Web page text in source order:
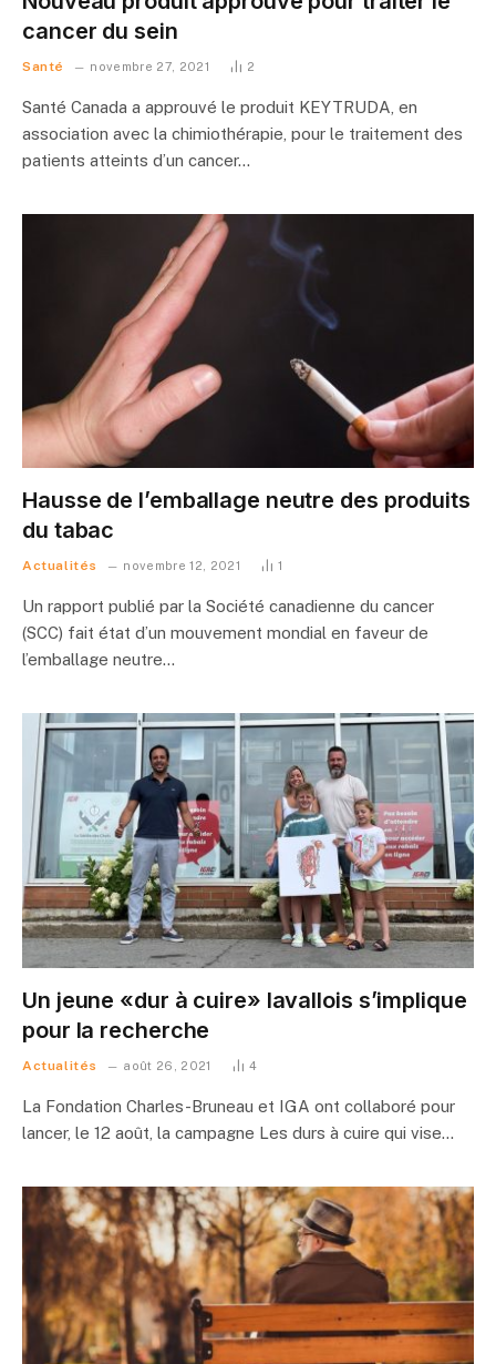
cancer du sein
Santé novembre 27, 2021 2
Santé Canada a approuvé le produit KEYTRUDA, en
association avec la chimiothérapie, pour le traitement des
patients atteints d’un cancer…
Hausse de l’emballage neutre des produits
du tabac
Actualités novembre 12, 2021 1
Un rapport publié par la Société canadienne du cancer
(SCC) fait état d’un mouvement mondial en faveur de
l’emballage neutre…
Un jeune «dur à cuire» lavallois s’implique
pour la recherche
Actualités août 26, 2021 4
La Fondation Charles-Bruneau et IGA ont collaboré pour
lancer, le 12 août, la campagne Les durs à cuire qui vise…